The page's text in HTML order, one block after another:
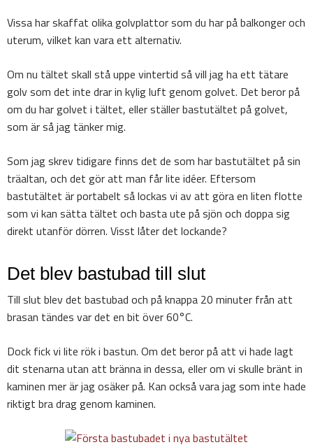
Vissa har skaffat olika golvplattor som du har på balkonger och
uterum, vilket kan vara ett alternativ.
Om nu tältet skall stå uppe vintertid så vill jag ha ett tätare
golv som det inte drar in kylig luft genom golvet. Det beror på
om du har golvet i tältet, eller ställer bastutältet på golvet,
som är så jag tänker mig.
Som jag skrev tidigare finns det de som har bastutältet på sin
träaltan, och det gör att man får lite idéer. Eftersom
bastutältet är portabelt så lockas vi av att göra en liten flotte
som vi kan sätta tältet och basta ute på sjön och doppa sig
direkt utanför dörren. Visst låter det lockande?
Det blev bastubad till slut
Till slut blev det bastubad och på knappa 20 minuter från att
brasan tändes var det en bit över 60°C.
Dock fick vi lite rök i bastun. Om det beror på att vi hade lagt
dit stenarna utan att bränna in dessa, eller om vi skulle bränt in
kaminen mer är jag osäker på. Kan också vara jag som inte hade
riktigt bra drag genom kaminen.